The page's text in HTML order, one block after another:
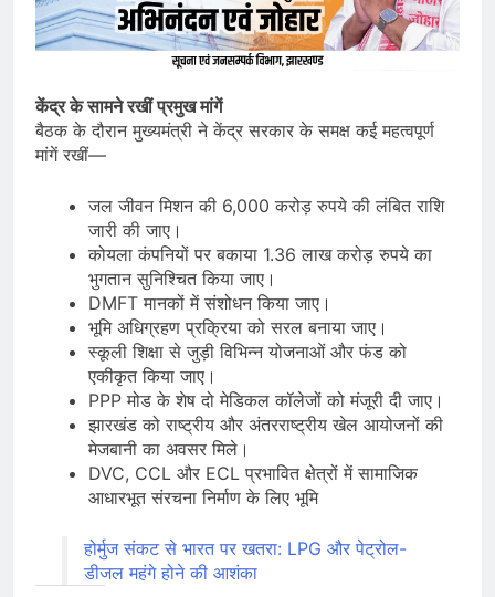
केंद्र के सामने रखीं प्रमुख मांगें
बैठक के दौरान मुख्यमंत्री ने केंद्र सरकार के समक्ष कई महत्वपूर्ण
मांगें रखीं—
जल जीवन मिशन की 6,000 करोड़ रुपये की लंबित राशि
जारी की जाए।
कोयला कंपनियों पर बकाया 1.36 लाख करोड़ रुपये का
भुगतान सुनिश्चित किया जाए।
DMFT मानकों में संशोधन किया जाए।
भूमि अधिग्रहण प्रक्रिया को सरल बनाया जाए।
स्कूली शिक्षा से जुड़ी विभिन्न योजनाओं और फंड को
एकीकृत किया जाए।
PPP मोड के शेष दो मेडिकल कॉलेजों को मंजूरी दी जाए।
झारखंड को राष्ट्रीय और अंतरराष्ट्रीय खेल आयोजनों की
मेजबानी का अवसर मिले।
DVC, CCL और ECL प्रभावित क्षेत्रों में सामाजिक
आधारभूत संरचना निर्माण के लिए भूमि
होर्मुज संकट से भारत पर खतरा: LPG और पेट्रोल-
डीजल महंगे होने की आशंका